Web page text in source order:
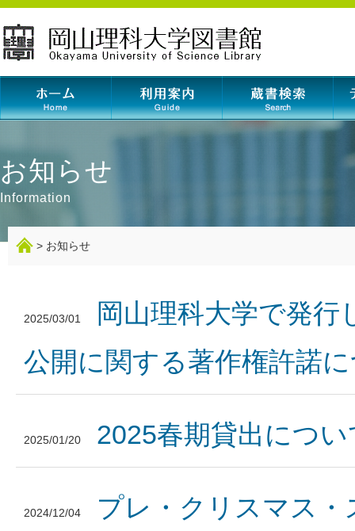
お知らせ
Information
> お知らせ
2025/03/01
岡山理科大学で発行
公開に関する著作権許諾
2025/01/20 2025春期貸出につい
2024/12/04 プレ・クリスマス